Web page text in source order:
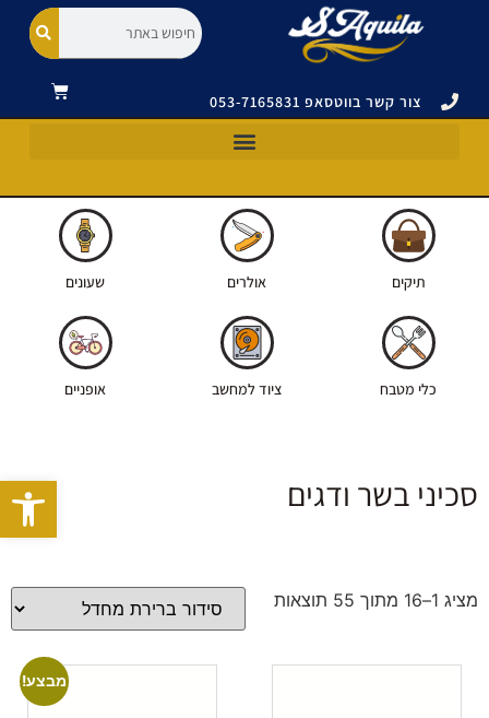
פתח
צור קשר בווטסאפ 053-7165831
תיקים אולרים שעונים
כלי מטבח ציוד למחשב אופניים
סכיני בשר ודגים
מציג 1–16 מתוך 55 תוצאות
מבצע!